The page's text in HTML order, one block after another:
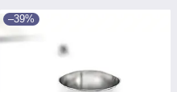
–39%